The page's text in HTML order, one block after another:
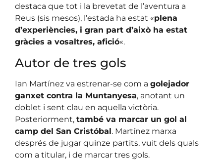
destaca que tot i la brevetat de l’aventura a
Reus (sis mesos), l’estada ha estat «plena
d’experiències, i gran part d’això ha estat
gràcies a vosaltres, afició«.
Autor de tres gols
Ian Martínez va estrenar-se com a golejador
ganxet contra la Muntanyesa, anotant un
doblet i sent clau en aquella victòria.
Posteriorment, també va marcar un gol al
camp del San Cristóbal. Martínez marxa
després de jugar quinze partits, vuit dels quals
com a titular, i de marcar tres gols.